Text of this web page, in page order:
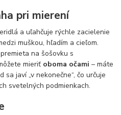
pri mierení
a uľahčuje rýchle zacielenie
muškou, hľadím a cieľom.
na šošovku s
mieriť oboma očami – máte
javí „v nekonečne“, čo určuje
svetelných podmienkach.